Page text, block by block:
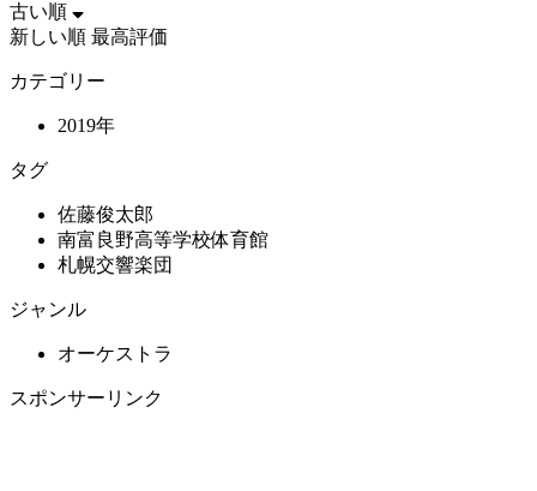
古い順
新しい順 最高評価
カテゴリー
2019年
タグ
佐藤俊太郎
南富良野高等学校体育館
札幌交響楽団
ジャンル
オーケストラ
スポンサーリンク